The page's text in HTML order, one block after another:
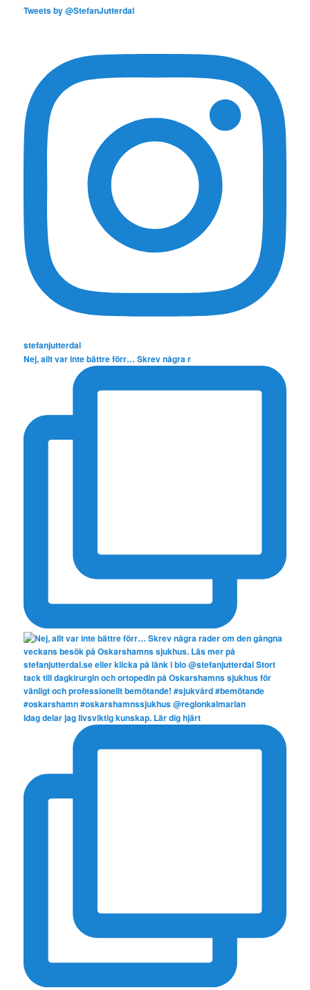
Tweets by @StefanJutterdal
stefanjutterdal
Nej, allt var inte bättre förr… Skrev några r
Idag delar jag livsviktig kunskap. Lär dig hjärt